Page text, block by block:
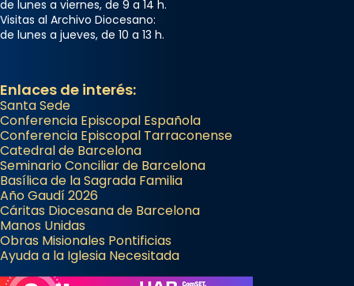
Acompanyant la història de sant Cugat, a
partir de l’Edat Mitjana sorgeix la tradició
Semproniana (“relatiu a Semprònia =
eterna”) són deixebles seves. I l’any 1667, el
frare Joan Gaspar Roig, afirma en una obra
que les santes són filles de l’antiga Iluro.
Mataró en reivindicarà les relíq
...Ver más
Foto
View on Facebook
de lunes a viernes, de 9 a 14 h.
Visitas al Archivo Diocesano:
de lunes a jueves, de 10 a 13 h.
Enlaces de interés:
Santa Sede
Conferencia Episcopal Española
Conferencia Episcopal Tarraconense
Catedral de Barcelona
Seminario Conciliar de Barcelona
Basílica de la Sagrada Familia
Año Gaudí 2026
Cáritas Diocesana de Barcelona
Manos Unidas
Obras Misionales Pontificias
Ayuda a la Iglesia Necesitada